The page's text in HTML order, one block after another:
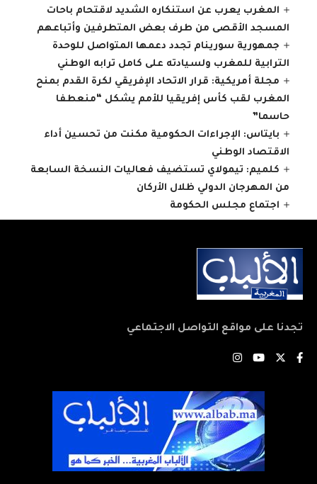
المغرب يعرب عن استنكاره الشديد لاقتحام باحات
المسجد الأقصى من طرف بعض المتطرفين وأتباعهم
جمهورية سورينام تجدد دعمها المتواصل للوحدة
الترابية للمغرب ولسيادته على كامل ترابه الوطني
مجلة أمريكية: قرار الاتحاد الإفريقي لكرة القدم بمنح
المغرب لقب كأس إفريقيا للأمم يشكل “منعطفا
حاسما”
بايتاس: الإجراءات الحكومية مكنت من تحسين أداء
الاقتصاد الوطني
كلميم: تيمولاي تستضيف فعاليات النسخة السابعة
من المهرجان الدولي ظلال الأركان
اجتماع مجلس الحكومة
تجدنا على مواقع التواصل الاجتماعي